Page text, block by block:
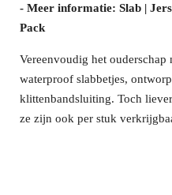
- Meer informatie: Slab |
Pack
Vereenvoudig het ouderschap
waterproof slabbetjes,
klittenbandsluiting. Toch
ze zijn ook per stuk